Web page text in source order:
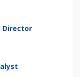
Director